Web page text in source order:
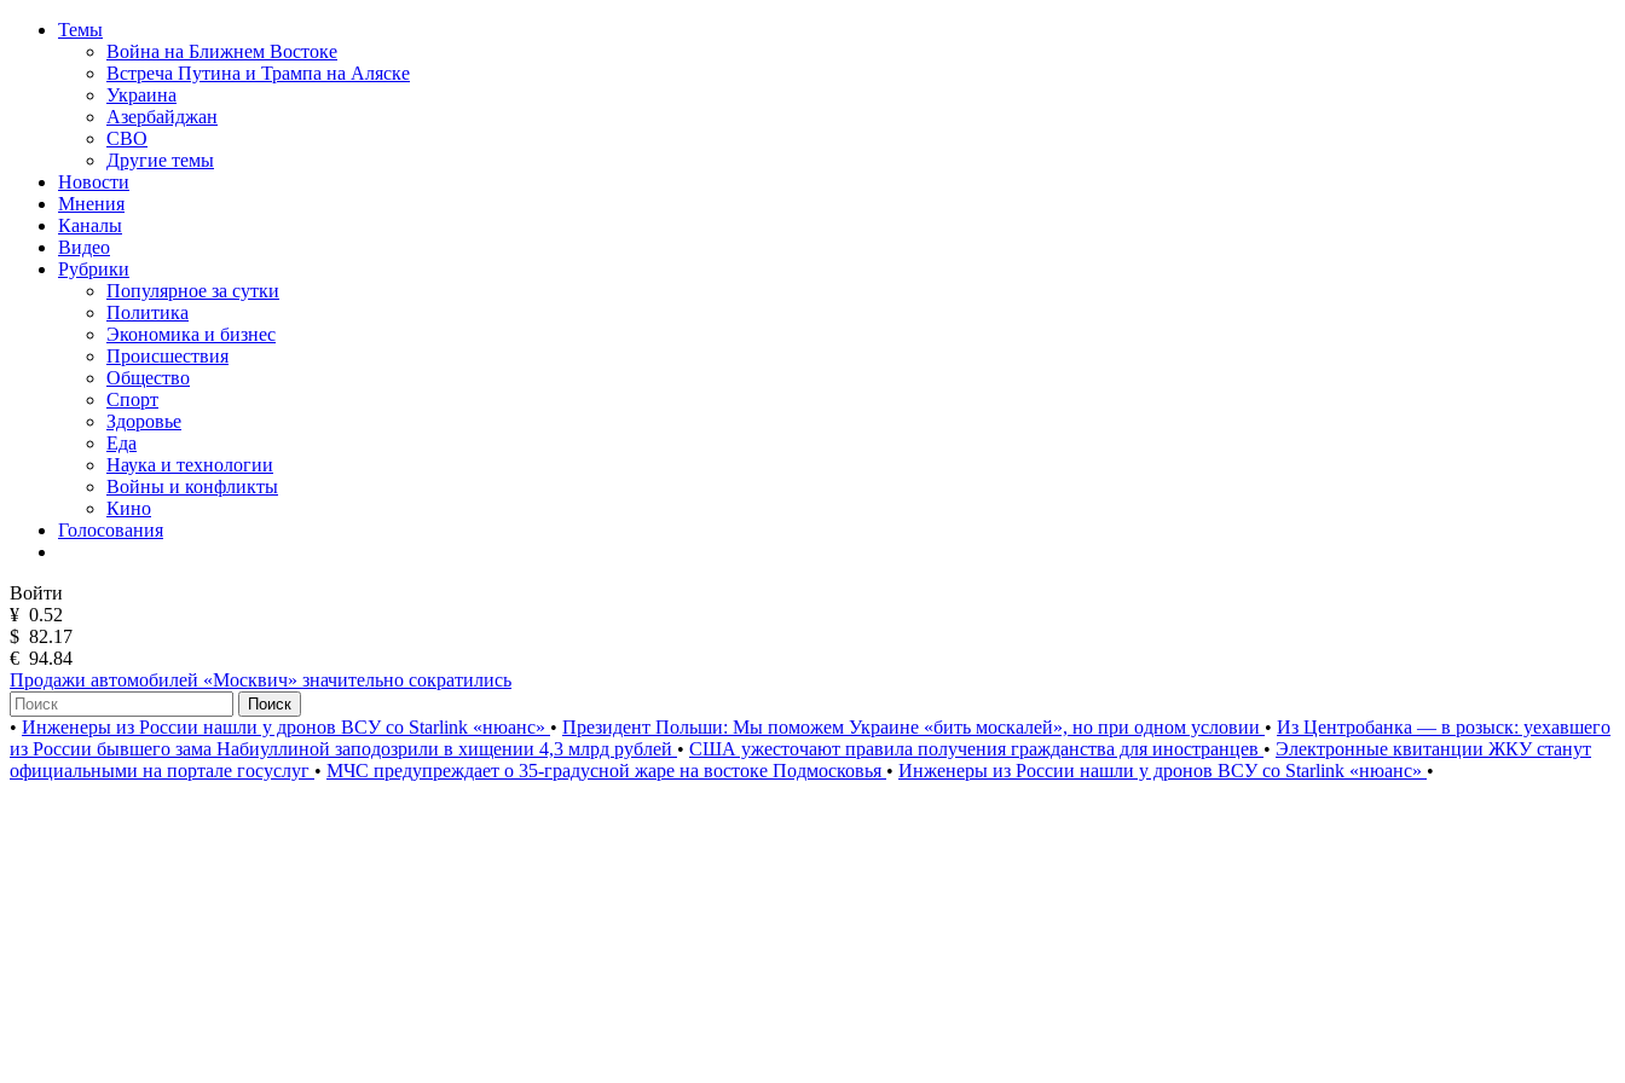
Темы
Война на Ближнем Востоке
Встреча Путина и Трампа на Аляске
Украина
Азербайджан
СВО
Другие темы
Новости
Мнения
Каналы
Видео
Рубрики
Популярное за сутки
Политика
Экономика и бизнес
Происшествия
Общество
Спорт
Здоровье
Еда
Наука и технологии
Войны и конфликты
Кино
Голосования
Войти
¥ 0.52
$ 82.17
€ 94.84
Продажи автомобилей «Москвич» значительно сократились
Поиск
• Инженеры из России нашли у дронов ВСУ со Starlink «нюанс» • Президент Польши: Мы поможем Украине «бить москалей», но при одном условии • Из Центробанка — в розыск: уехавшего
из России бывшего зама Набиуллиной заподозрили в хищении 4,3 млрд рублей • США ужесточают правила получения гражданства для иностранцев • Электронные квитанции ЖКУ станут
официальными на портале госуслуг • МЧС предупреждает о 35-градусной жаре на востоке Подмосковья • Инженеры из России нашли у дронов ВСУ со Starlink «нюанс» •